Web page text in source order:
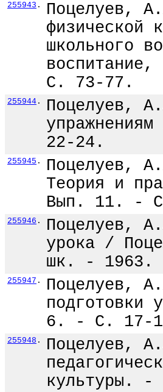
255943 .
Поцелуев,
физической
школьного
С. 73-77.
255944 .
Поцелуев,
22-24.
255945 .
Поцелуев,
Теория и
Вып. 11. -
255946 .
Поцелуев,
урока /
шк. -
255947 .
Поцелуев,
6. - С. 17-
255948 .
Поцелуев,
культуры.